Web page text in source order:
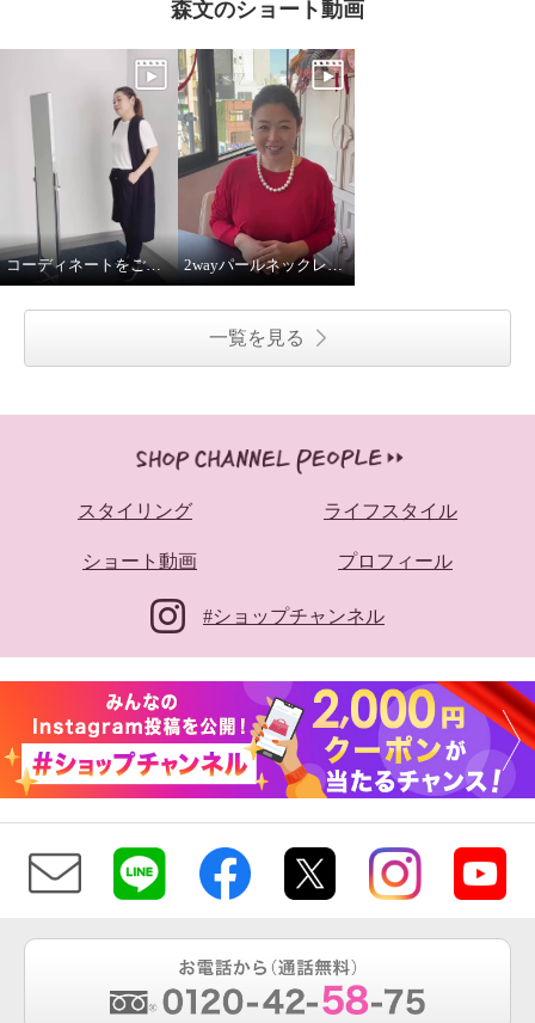
森文のショート動画
コーディネートをご紹介！ 2wayパールネックレス着用してみました
一覧を見る
スタイリング ライフスタイル
ショート動画 プロフィール
#ショップチャンネル